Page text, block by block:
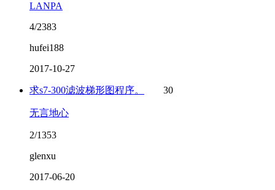
LANPA
4/2383
hufei188
2017-10-27
求s7-300滤波梯形图程序。 30
无言地心
2/1353
glenxu
2017-06-20